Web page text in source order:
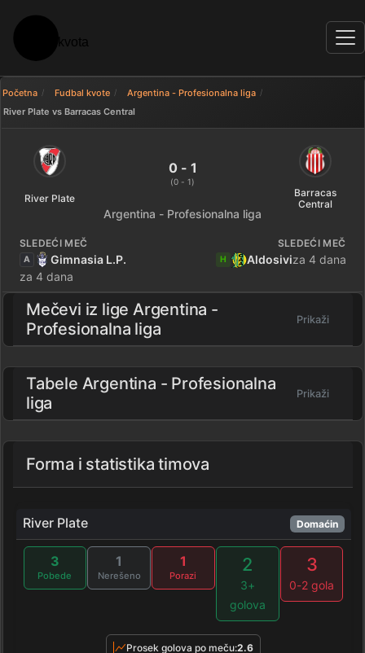
Početna Fudbal kvote
Argentina - Profesionalna liga
River Plate vs Barracas Central
River Plate 0 - 1 Barracas
River Plate
0 - 1
(0 - 1)
Barracas
Central
Argentina - Profesionalna liga
SLEDEĆI MEČ
A
Gimnasia L.P.
za 4 dana
SLEDEĆI MEČ
H Aldosiviza 4 dana
Mečevi iz ligeArgentina -
Profesionalna liga
Prikaži
Tabele Argentina - Profesionalna
liga
Prikaži
Forma i statistika timova
River Plate Domaćin
3
Pobede
1
Nerešeno
1
Porazi
2
3+
golova
3
0-2 gola
Prosek golova po meču:2.6